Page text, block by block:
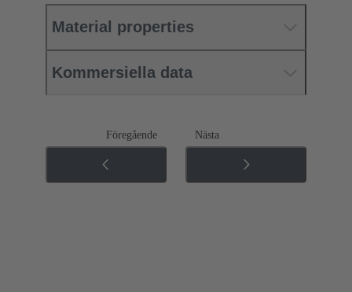
Material properties
Kommersiella data
Föregående Nästa